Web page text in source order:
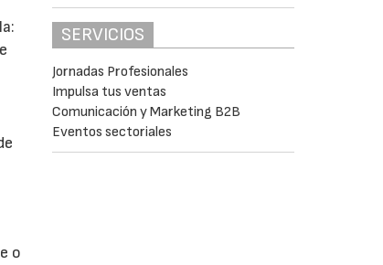
o
SERVICIOS
Jornadas Profesionales
Impulsa tus ventas
Comunicación y Marketing B2B
Eventos sectoriales